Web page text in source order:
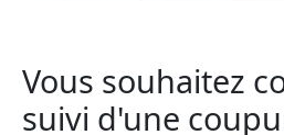
Vous souhaitez
suivi d'une